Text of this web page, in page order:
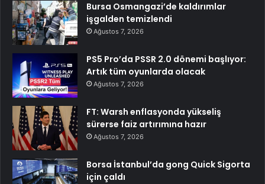
Bursa Osmangazi’de kaldırımlar
işgalden temizlendi
Ağustos 7, 2026
PS5 Pro’da PSSR 2.0 dönemi başlıyor:
Artık tüm oyunlarda olacak
Ağustos 7, 2026
FT: Warsh enflasyonda yükseliş
sürerse faiz artırımına hazır
Ağustos 7, 2026
Borsa İstanbul’da gong Quick Sigorta
için çaldı